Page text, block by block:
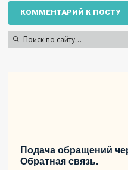
Подача обращений
Обратная связь.